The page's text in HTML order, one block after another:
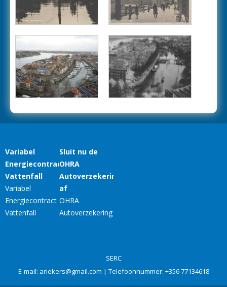
SERC
E-mail: ariekers@gmail.com | Telefoonnummer: +356 77134618